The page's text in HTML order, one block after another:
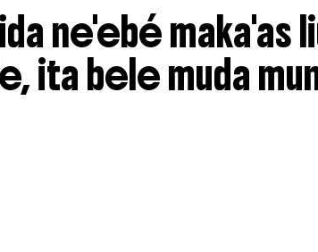
ne'ebé maka'as
ita bele muda